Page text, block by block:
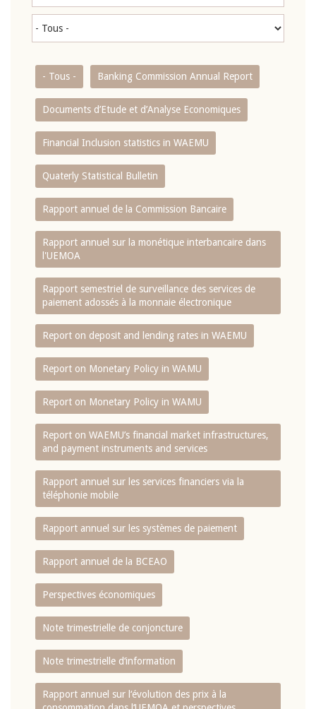
- Tous - Banking Commission Annual Report
Documents d’Etude et d’Analyse Economiques
Financial Inclusion statistics in WAEMU
Quaterly Statistical Bulletin
Rapport annuel de la Commission Bancaire
Rapport annuel sur la monétique interbancaire dans
l'UEMOA
Rapport semestriel de surveillance des services de
paiement adossés à la monnaie électronique
Report on deposit and lending rates in WAEMU
Report on Monetary Policy in WAMU
Report on Monetary Policy in WAMU
Report on WAEMU’s financial market infrastructures,
and payment instruments and services
Rapport annuel sur les services financiers via la
téléphonie mobile
Rapport annuel sur les systèmes de paiement
Rapport annuel de la BCEAO
Perspectives économiques
Note trimestrielle de conjoncture
Note trimestrielle d‘information
Rapport annuel sur l‘évolution des prix à la